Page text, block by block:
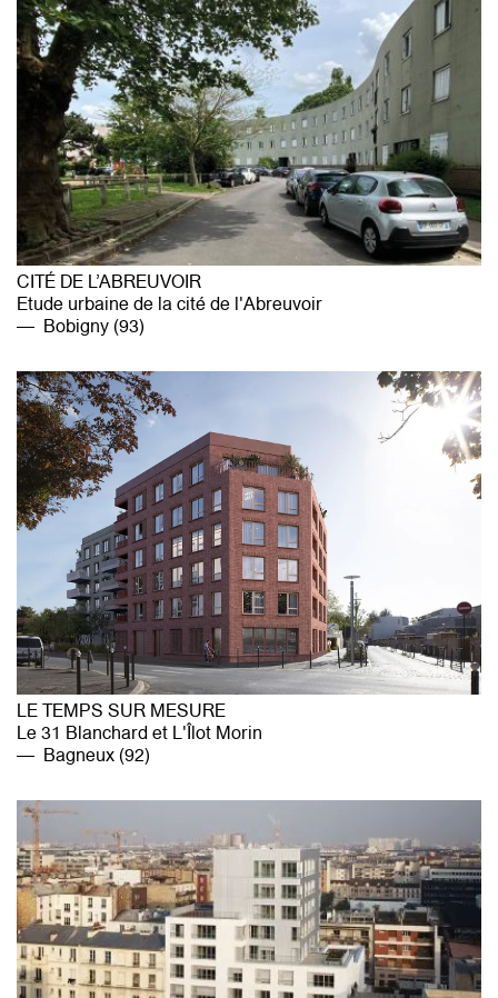
CITÉ DE L’ABREUVOIR
Etude urbaine de la cité de l'Abreuvoir
Bobigny (93)
LE TEMPS SUR MESURE
Le 31 Blanchard et L'Îlot Morin
Bagneux (92)